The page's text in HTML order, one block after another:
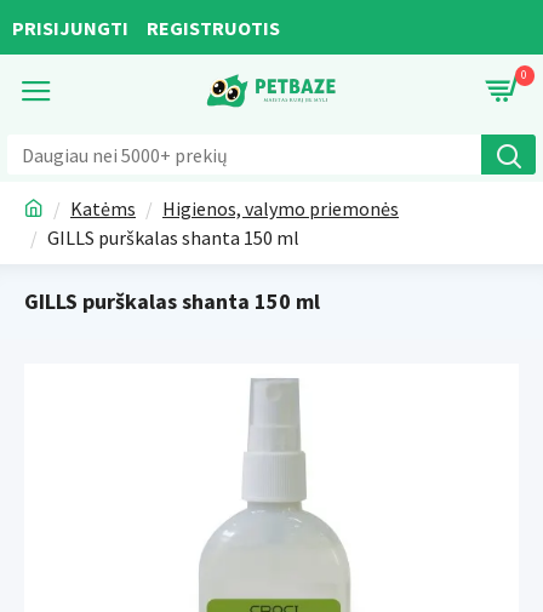
PRISIJUNGTI REGISTRUOTIS
0
Katėms
Higienos, valymo priemonės
GILLS purškalas shanta 150 ml
GILLS purškalas shanta 150 ml